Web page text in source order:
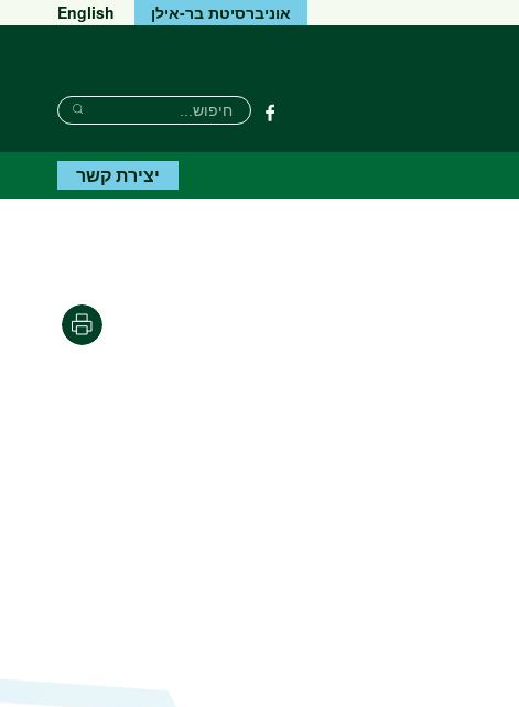
אוניברסיטת בר-אילן English
פייסבוק
חיפוש
חיפוש
חיפוש
יצירת קשר
הדפסה